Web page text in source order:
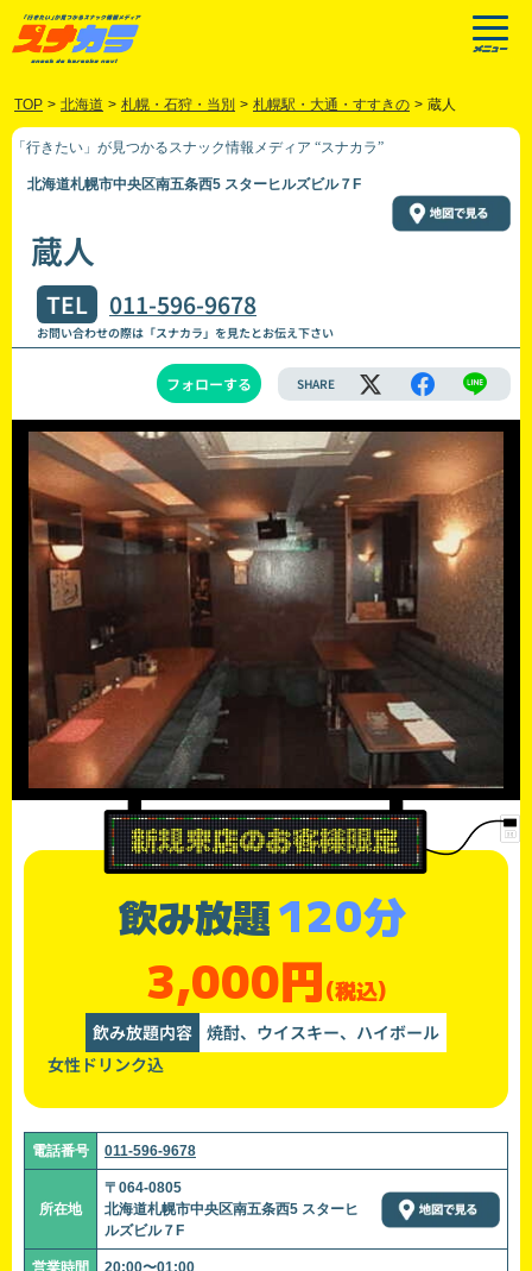
TOP > 北海道 > 札幌・石狩・当別 > 札幌駅・大通・すすきの > 蔵人
「行きたい」が見つかるスナック情報メディア “スナカラ”
北海道札幌市中央区南五条西5 スターヒルズビル７F
蔵人
TEL 011-596-9678
お問い合わせの際は「スナカラ」を見たとお伝え下さい
フォローする SHARE
飲み放題120分
3,000円(税込)
飲み放題内容 焼酎、ウイスキー、ハイボール
女性ドリンク込
電話番号 011-596-9678
所在地
〒064-0805
北海道札幌市中央区南五条西5 スターヒ
ルズビル７F